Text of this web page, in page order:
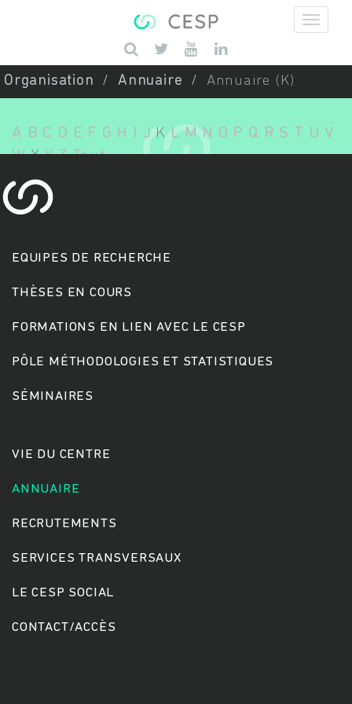
Saisissez vos mots-clés
Organisation Annuaire Annuaire (K)
A B C D E F G H J K L M N O P Q R S T U V
W X Y Z Tout
EQUIPES DE RECHERCHE
THÈSES EN COURS
FORMATIONS EN LIEN AVEC LE CESP
PÔLE MÉTHODOLOGIES ET STATISTIQUES
SÉMINAIRES
VIE DU CENTRE
ANNUAIRE
RECRUTEMENTS
SERVICES TRANSVERSAUX
LE CESP SOCIAL
CONTACT/ACCÈS